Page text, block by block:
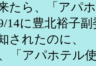
たら、「アパ
に豊北裕子副
されたのに、
「アパホテル